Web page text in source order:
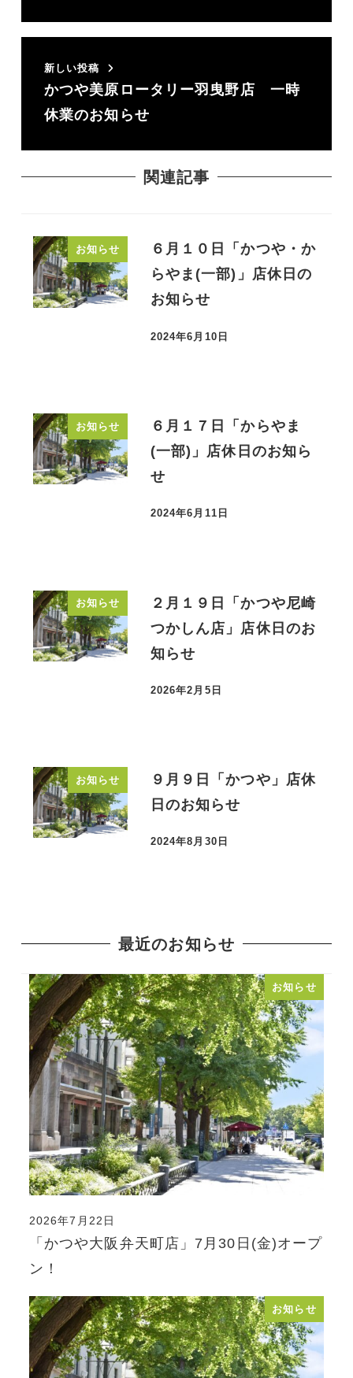
新しい投稿
かつや美原ロータリー羽曳野店 一時
休業のお知らせ
関連記事
お知らせ
６月１０日「かつや・か
らやま(一部)」店休日の
お知らせ
投稿日
2024年6月10日
お知らせ
６月１７日「からやま
(一部)」店休日のお知ら
せ
投稿日
2024年6月11日
お知らせ
２月１９日「かつや尼崎
つかしん店」店休日のお
知らせ
投稿日
2026年2月5日
お知らせ
９月９日「かつや」店休
日のお知らせ
投稿日
2024年8月30日
最近のお知らせ
お知らせ
「かつや大阪弁天町店」7月30日(金)オープ
ン！
投稿日
2026年7月22日
お知らせ